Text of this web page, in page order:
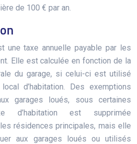
de 100 € par an.
une taxe annuelle payable par les
Elle est calculée en fonction de la
du garage, si celui-ci est utilisé
d’habitation. Des exemptions
garages loués, sous certaines
d’habitation est supprimée
résidences principales, mais elle
aux garages loués ou utilisés